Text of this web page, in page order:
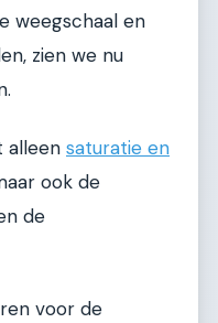
weegschaal en
zien we nu
alleen saturatie en
ook de
de
voor de